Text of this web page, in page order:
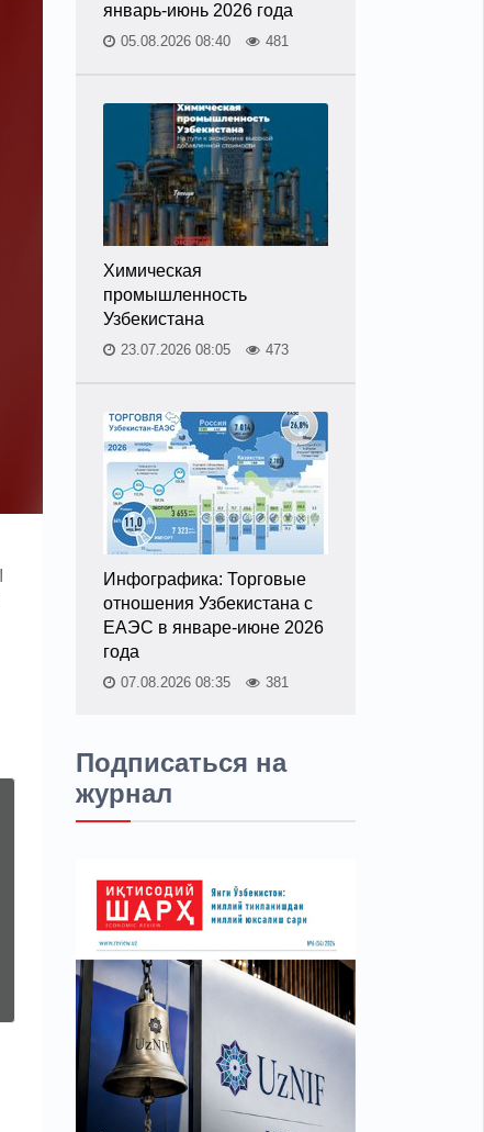
январь-июнь 2026 года
05.08.2026 08:40 481
Химическая
промышленность
Узбекистана
23.07.2026 08:05 473
Инфографика: Торговые
отношения Узбекистана с
ЕАЭС в январе-июне 2026
года
07.08.2026 08:35 381
Подписаться на
журнал